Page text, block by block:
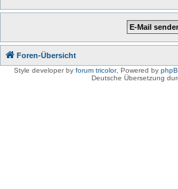
Foren-Übersicht
Style developer by forum tricolor, Powered by
Deutsche Übersetzung